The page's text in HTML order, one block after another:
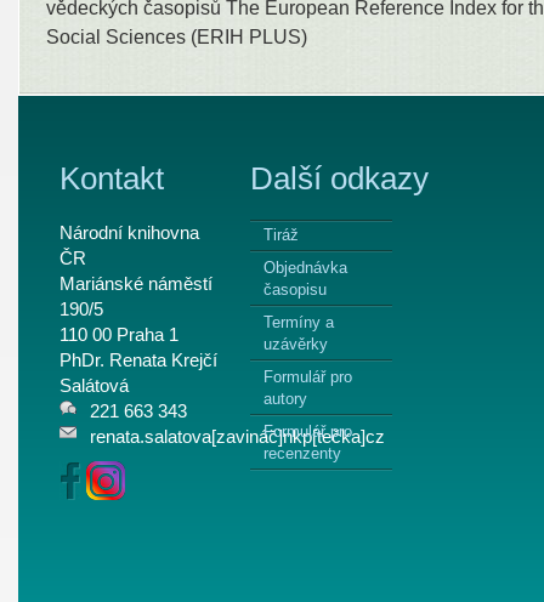
vědeckých časopisů The European Reference Index for
Social Sciences (ERIH PLUS)
Kontakt
Národní knihovna
ČR
Mariánské náměstí
190/5
110 00 Praha 1
PhDr. Renata Krejčí
Salátová
221 663 343
renata.salatova[zavináč]nkp[tečka]cz
Další odkazy
Tiráž
Objednávka
časopisu
Termíny a
uzávěrky
Formulář pro
autory
Formulář pro
recenzenty